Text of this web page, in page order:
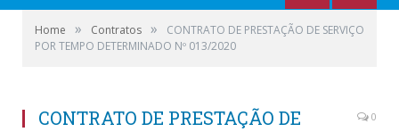
Home » Contratos »
CONTRATO DE PRESTAÇÃO DE SERVIÇO
POR TEMPO DETERMINADO Nº 013/2020
CONTRATO DE PRESTAÇÃO DE
0